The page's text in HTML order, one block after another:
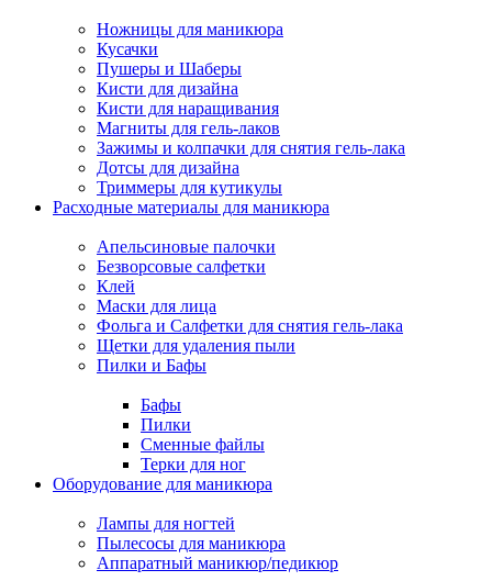
Ножницы для маникюра
Кусачки
Пушеры и Шаберы
Кисти для дизайна
Кисти для наращивания
Магниты для гель-лаков
Зажимы и колпачки для снятия гель-лака
Дотсы для дизайна
Триммеры для кутикулы
Расходные материалы для маникюра
Апельсиновые палочки
Безворсовые салфетки
Клей
Маски для лица
Фольга и Салфетки для снятия гель-лака
Щетки для удаления пыли
Пилки и Бафы
Бафы
Пилки
Сменные файлы
Терки для ног
Оборудование для маникюра
Лампы для ногтей
Пылесосы для маникюра
Аппаратный маникюр/педикюр